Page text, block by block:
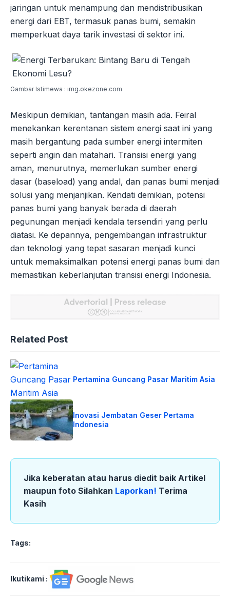
jaringan untuk menampung dan mendistribusikan
energi dari EBT, termasuk panas bumi, semakin
memperkuat daya tarik investasi di sektor ini.
Gambar Istimewa : img.okezone.com
Meskipun demikian, tantangan masih ada. Feiral
menekankan kerentanan sistem energi saat ini yang
masih bergantung pada sumber energi intermiten
seperti angin dan matahari. Transisi energi yang
aman, menurutnya, memerlukan sumber energi
dasar (baseload) yang andal, dan panas bumi menjadi
solusi yang menjanjikan. Kendati demikian, potensi
panas bumi yang banyak berada di daerah
pegunungan menjadi kendala tersendiri yang perlu
diatasi. Ke depannya, pengembangan infrastruktur
dan teknologi yang tepat sasaran menjadi kunci
untuk memaksimalkan potensi energi panas bumi dan
memastikan keberlanjutan transisi energi Indonesia.
Related Post
Pertamina Guncang Pasar Maritim Asia
Inovasi Jembatan Geser Pertama
Indonesia
Jika keberatan atau harus diedit baik Artikel
maupun foto Silahkan Laporkan! Terima
Kasih
Tags:
Ikutikami :